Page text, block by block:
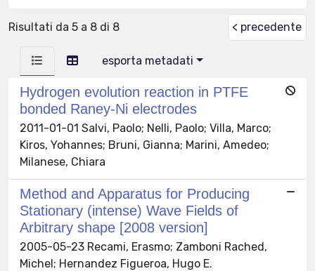
Risultati da 5 a 8 di 8 < precedente
esporta metadati
Hydrogen evolution reaction in PTFE
bonded Raney-Ni electrodes
2011-01-01 Salvi, Paolo; Nelli, Paolo; Villa, Marco;
Kiros, Yohannes; Bruni, Gianna; Marini, Amedeo;
Milanese, Chiara
Method and Apparatus for Producing
Stationary (intense) Wave Fields of
Arbitrary shape [2008 version]
2005-05-23 Recami, Erasmo; Zamboni Rached,
Michel; Hernandez Figueroa, Hugo E.